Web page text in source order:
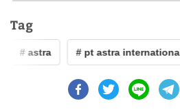
Tag
# astra # pt astra international